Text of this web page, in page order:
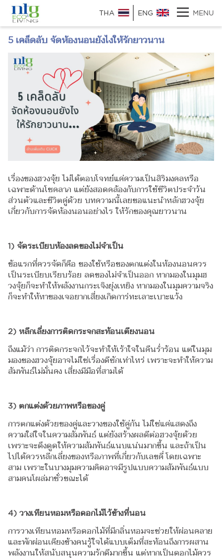
THA ENG MENU
5 เคล็ดลับ จัดห้องนอนยังไงให้รักยาวนาน
เรื่องของฮวงจุ้ย ไม่ได้ตอบโจทย์แค่ความเป็นสิริมงคลหรือ
เฉพาะด้านโชคลาภ แต่ยังสอดคล้องกับการใช้ชีวิตประจำวัน
ส่วนตัวและชีวิตคู่ด้วย บทความนี้เลยขอแนะนำหลักฮวงจุ้ย
เกี่ยวกับการจัดห้องนอนอย่างไร ให้รักของคุณยาวนาน
1) จัดระเบียบห้องลดของไม่จำเป็น
ข้อแรกที่ควรจัดก็คือ ของใช้หรือของตกแต่งในห้องนอนควร
เป็นระเบียบเรียบร้อย ลดของไม่จำเป็นออก หากมองในมุมฮ
วงจุ้ยก็จะทำให้พลังงานกระเจิงยุ่งเหยิง หากมองในมุมความจริง
ก็จะทำให้หาของเจอยากเสี่ยงเกิดการ่ทะเลาะเบาะแว้ง
2) หลีกเลี่ยงการติดกระจกสะท้อนเตียงนอน
ถึงแม้ว่า การติดกระจกไว้จะทำให้เร้าใจในคืนร่ำร้อน แต่ในมุม
มองของฮวงจุ้ยอาจไม่ใช่เรื่องดีซักเท่าไหร่ เพราะจะทำให้ความ
สัมพันธ์ไม่มั่นคง เสี่ยงมีมือที่สามได้
3) ตกแต่งด้วยภาพหรือของคู่
การตกแต่งด้วยของคู่และวางของใช้คู่กัน ไม่ใช่แค่แสดงถึง
ความใส่ใจในความสัมพันธ์ แต่ยังสร้างผลดีต่อฮวงจุ้ยด้วย
เพราะจะดึงดูดให้ความสัมพันธ์แนบแน่นมากขึ้น และถ้าเป็น
ไปได้ควรหลีกเลี่ยงของหรือภาพที่เกี่ยวกับเลขคี่ โดยเฉพาะ
สาม เพราะในบางมุมความคิดอาจมีรูปแบบความสัมพันธ์แบบ
สามคนโผล่มาชั่วขณะได้
4) วางเทียนหอมหรือดอกไม้ไว้ข้างที่นอน
การวางเทียนหอมหรือดอกไม้ที่มีกลิ่นหอมจะช่วยให้ผ่อนคลาย
และพักผ่อนเคียงข้างคนรู้ใจได้แบบเต็มที่สะท้อนถึงการผสาน
พลังงานให้สนับสนุนความรักดีมากขึ้น แต่หากเป็นดอกไม้ควร